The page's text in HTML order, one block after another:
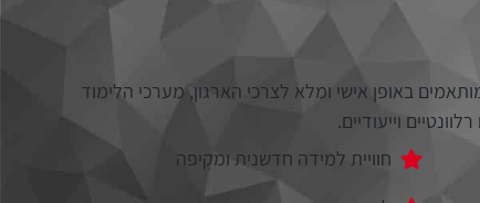
באופן אישי ומלא לצרכי הארגון, מערכי הלימוד
וייעודיים.
חוויית למידה חדשנית ומקיפה